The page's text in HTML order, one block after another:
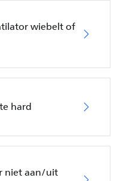
wiebelt of
hard
niet aan/uit